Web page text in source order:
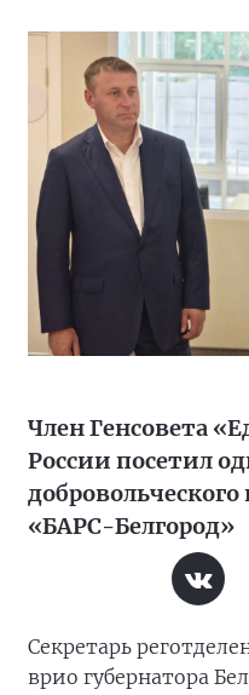
Член Генсовета
России посетил
«БАРС-Белгород»
Секретарь
врио губернатора